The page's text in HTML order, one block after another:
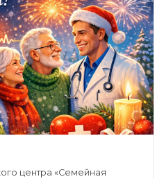
центра «Семейная